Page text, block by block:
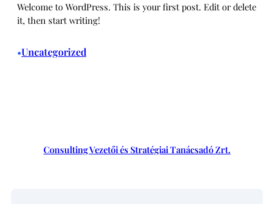
Welcome to WordPress. This is your first post. Edit or delete
it, then start writing!
•Uncategorized
Consulting Vezetői és Stratégiai Tanácsadó Zrt.